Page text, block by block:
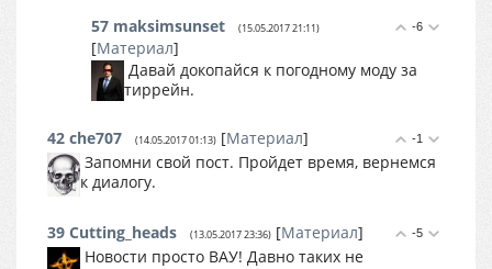
-6
57 maksimsunset (15.05.2017 21:11)
[Материал]
Давай докопайся к погодному моду за
тиррейн.
-1
42 che707 (14.05.2017 01:13) [Материал]
Запомни свой пост. Пройдет время, вернемся
к диалогу.
-5
39 Cutting_heads (13.05.2017 23:36) [Материал]
Новости просто ВАУ! Давно таких не